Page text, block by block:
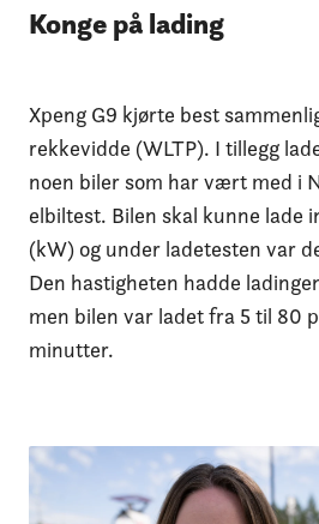
Konge på lading
Xpeng G9 kjørte best
rekkevidde (WLTP). I tillegg
noen biler som har vært med i
elbiltest. Bilen skal kunne lade
(kW) og under ladetesten var
Den hastigheten hadde
men bilen var ladet fra 5 til 80
minutter.